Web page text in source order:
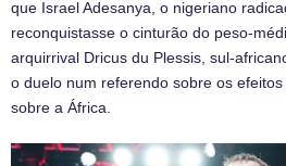
que Israel Adesanya, o nigeriano
reconquistasse o cinturão do peso-
arquirrival Dricus du Plessis, sul-
o duelo num referendo sobre os
sobre a África.